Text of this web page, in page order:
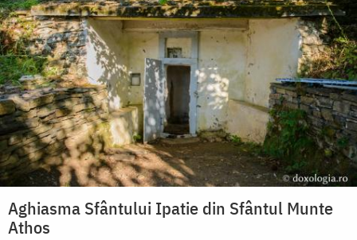
Aghiasma Sfântului Ipatie din Sfântul Munte
Athos